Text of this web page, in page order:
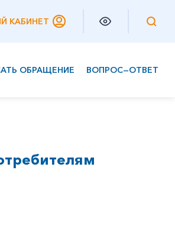
КАБИНЕТ
ОБРАЩЕНИЕ ВОПРОС—ОТВЕТ